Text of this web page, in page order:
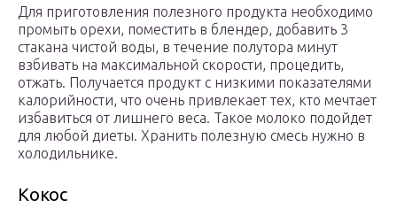
Для приготовления полезного продукта необходимо
промыть орехи, поместить в блендер, добавить 3
стакана чистой воды, в течение полутора минут
взбивать на максимальной скорости, процедить,
отжать. Получается продукт с низкими показателями
калорийности, что очень привлекает тех, кто мечтает
избавиться от лишнего веса. Такое молоко подойдет
для любой диеты. Хранить полезную смесь нужно в
холодильнике.
Кокос